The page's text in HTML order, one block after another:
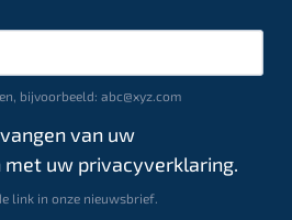
bijvoorbeeld: abc@xyz.com
van uw
uw privacyverklaring.
link in onze nieuwsbrief.